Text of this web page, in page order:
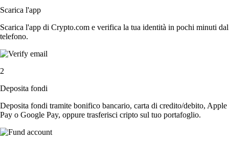
Scarica l'app
Scarica l'app di Crypto.com e verifica la tua identità in pochi minuti dal
telefono.
2
Deposita fondi
Deposita fondi tramite bonifico bancario, carta di credito/debito, Apple
Pay o Google Pay, oppure trasferisci cripto sul tuo portafoglio.